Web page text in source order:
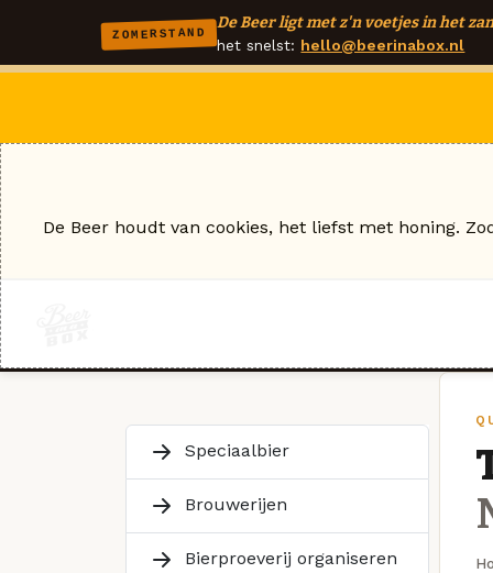
ZOMERSTAND
De Beer ligt met z'n voetjes in het
het snelst: hello@beerinabox.nl
Speciaalbier
Brouwerijen
Bierproeverij organiseren
De Beer houdt van cookies, het liefst met honing.